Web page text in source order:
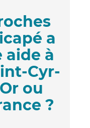
a
aide à
Cyr-
ou
?